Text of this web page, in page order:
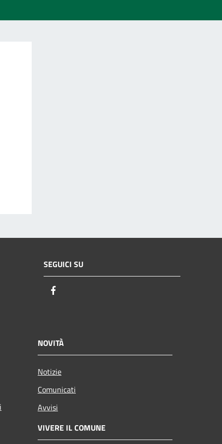
SEGUICI SU
NOVITÀ
Notizie
Comunicati
Avvisi
VIVERE IL COMUNE